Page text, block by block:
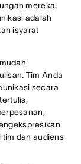
mereka.
adalah
isyarat
Tim Anda
secara
dan audiens